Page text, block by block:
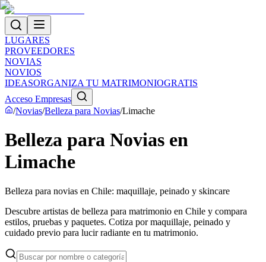
LUGARES
PROVEEDORES
NOVIAS
NOVIOS
IDEASORGANIZA TU MATRIMONIOGRATIS
Acceso Empresas
/Novias/Belleza para Novias/Limache
Belleza para Novias en
Limache
Belleza para novias en Chile: maquillaje, peinado y skincare
Descubre artistas de belleza para matrimonio en Chile y compara
estilos, pruebas y paquetes. Cotiza por maquillaje, peinado y
cuidado previo para lucir radiante en tu matrimonio.